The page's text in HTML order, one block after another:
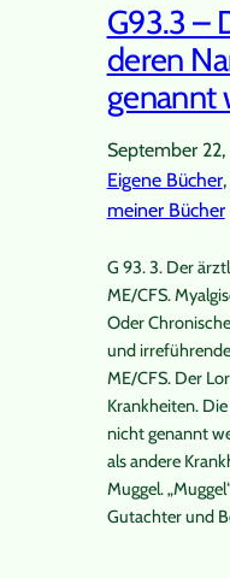
G93.3 –
deren
genannt
September
Eigene Bücher,
meiner Bücher
G 93. 3. Der
ME/CFS.
Oder
und
ME/CFS. Der
Krankheiten.
nicht genannt
als andere
Muggel.
Gutachter und